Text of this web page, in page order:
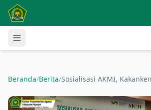
Langsung ke konten utama
Beranda/Berita/